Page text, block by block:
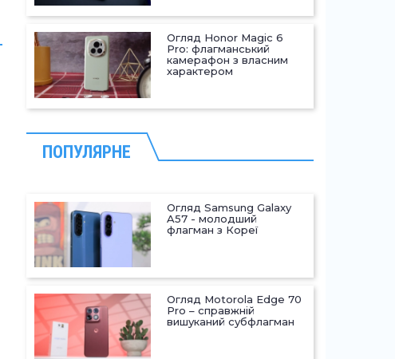
Огляд Honor Magic 6
Pro: флагманський
камерафон з власним
характером
ПОПУЛЯРНЕ
Огляд Samsung Galaxy
A57 - молодший
флагман з Кореї
Огляд Motorola Edge 70
Pro – справжній
вишуканий субфлагман